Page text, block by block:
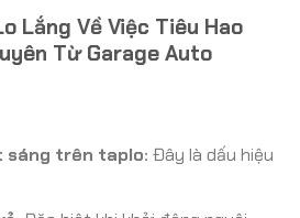
Lắng Về Việc Tiêu Hao
Từ Garage Auto
sáng trên taplo: Đây là dấu hiệu